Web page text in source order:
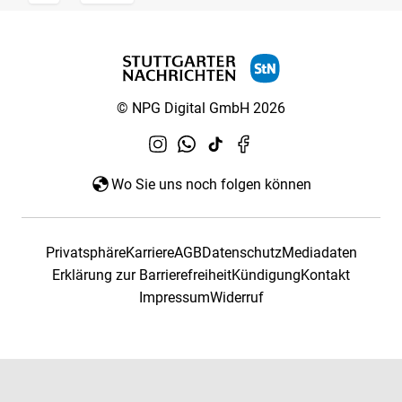
© NPG Digital GmbH 2026
Wo Sie uns noch folgen können
PrivatsphäreKarriereAGBDatenschutzMediadaten
Erklärung zur BarrierefreiheitKündigungKontakt
ImpressumWiderruf